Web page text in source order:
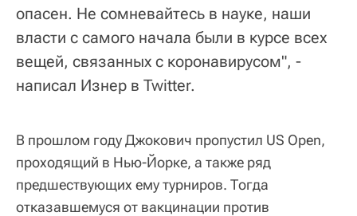
опасен. Не сомневайтесь в науке, наши
власти с самого начала были в курсе всех
вещей, связанных с коронавирусом", -
написал Изнер в Twitter.
В прошлом году Джокович пропустил US Open,
проходящий в Нью-Йорке, а также ряд
предшествующих ему турниров. Тогда
отказавшемуся от вакцинации против